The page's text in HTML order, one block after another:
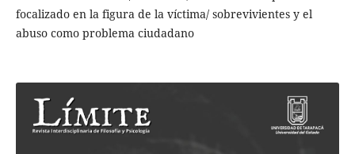
focalizado en la figura de la víctima/ sobrevivientes y el
abuso como problema ciudadano